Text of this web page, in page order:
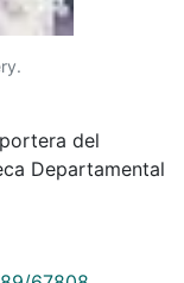
del
Departamental